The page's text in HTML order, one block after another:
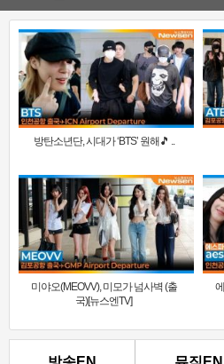
방탄소년단, 시대가 ‘BTS’ 원해🎵 ..
미야오(MEOVV), 미모가 넘사벽 (출
국)[뉴스엔TV]